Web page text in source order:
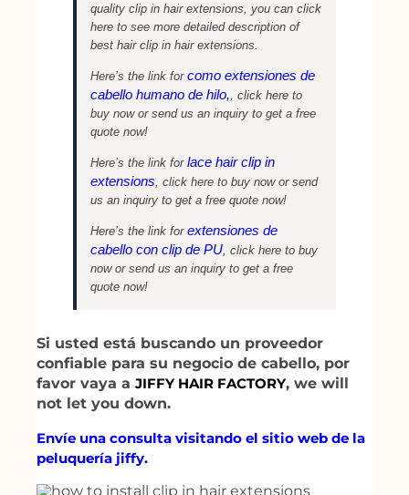
quality clip in hair extensions, you can click
here to see more detailed description of
best hair clip in hair extensions.
Here’s the link for como extensiones de
cabello humano de hilo,, click here to
buy now or send us an inquiry to get a free
quote now!
Here’s the link forlace hair clip in
extensions, click here to buy now or send
us an inquiry to get a free quote now!
Here’s the link for extensiones de
cabello con clip de PU, click here to buy
now or send us an inquiry to get a free
quote now!
Si usted está buscando un proveedor
confiable para su negocio de cabello, por
favor vaya a JIFFY HAIR FACTORY, we will
not let you down.
Envíe una consulta visitando el sitio web de la
peluquería jiffy.